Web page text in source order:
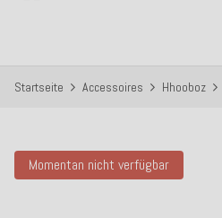
Startseite Accessoires Hhooboz
Momentan nicht verfügbar